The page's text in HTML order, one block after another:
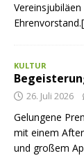
KULTUR
26. Juli 2026
Gelungene
mit einem
und großem